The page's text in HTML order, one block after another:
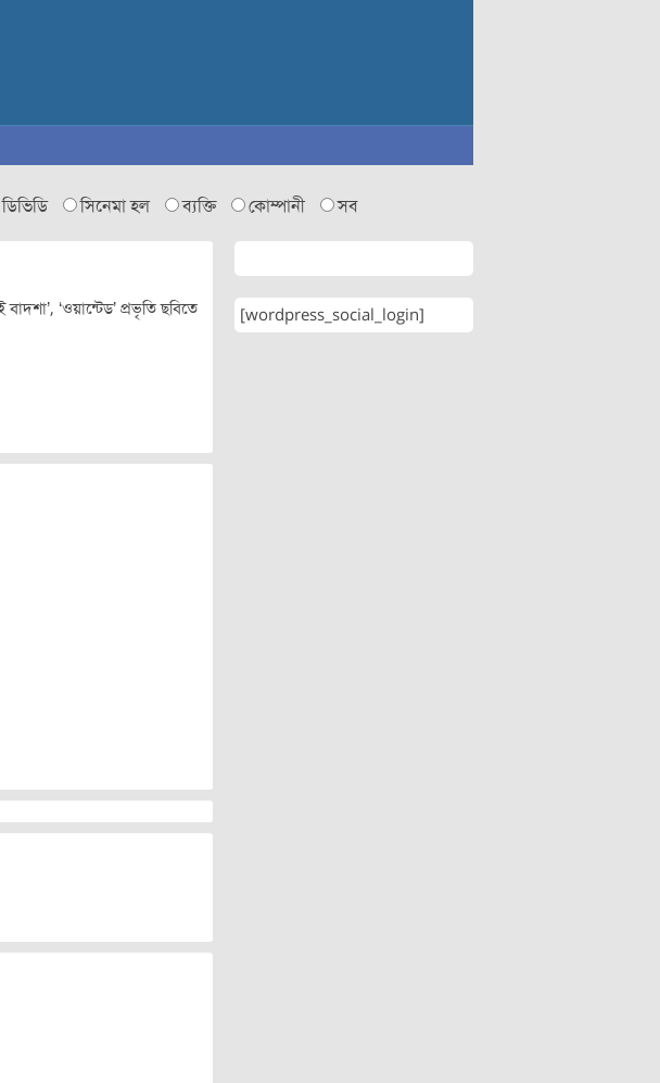
ডিভিডি সিনেমা হল ব্যক্তি কোম্পানী সব
‘ওয়ান্টেড’ প্রভৃতি ছবিতে
[wordpress_social_login]